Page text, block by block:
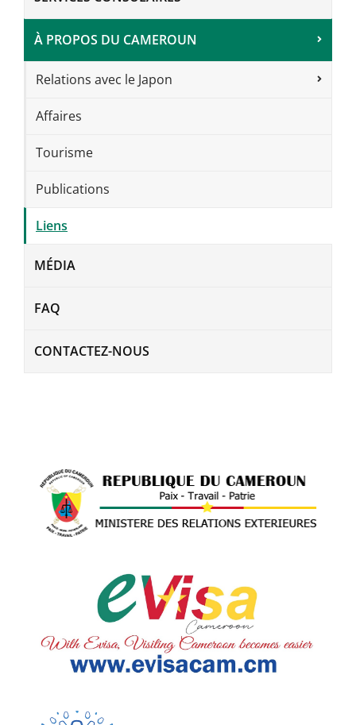
À PROPOS DU CAMEROUN
Relations avec le Japon
Affaires
Tourisme
Publications
Liens
MÉDIA
FAQ
CONTACTEZ-NOUS